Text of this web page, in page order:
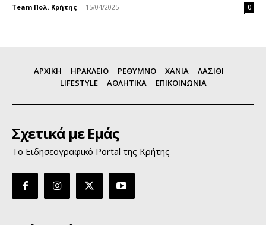
Team Πολ. Κρήτης - 15/04/2025 0
ΑΡΧΙΚΗ ΗΡΑΚΛΕΙΟ ΡΕΘΥΜΝΟ ΧΑΝΙΑ
ΛΑΣΙΘΙ
LIFESTYLE
ΑΘΛΗΤΙΚΑ ΕΠΙΚΟΙΝΩΝΙΑ
Σχετικά με Εμάς
Το Ειδησεογραφικό Portal της Κρήτης